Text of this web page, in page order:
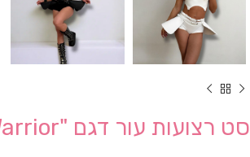
סט רצועות עור דגם "Cyber Warrior"